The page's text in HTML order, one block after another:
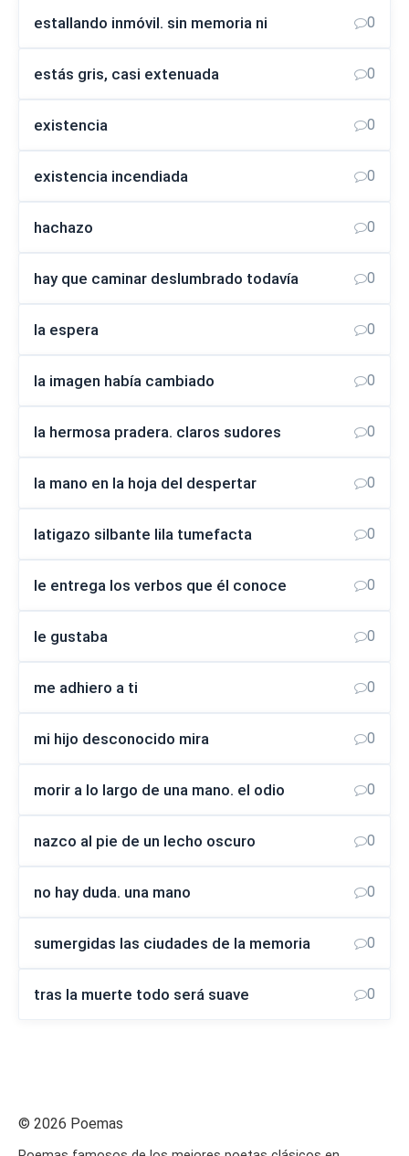
estallando inmóvil. sin memoria ni 0
estás gris, casi extenuada 0
existencia 0
existencia incendiada 0
hachazo 0
hay que caminar deslumbrado todavía 0
la espera 0
la imagen había cambiado 0
la hermosa pradera. claros sudores 0
la mano en la hoja del despertar 0
latigazo silbante lila tumefacta 0
le entrega los verbos que él conoce 0
le gustaba 0
me adhiero a ti 0
mi hijo desconocido mira 0
morir a lo largo de una mano. el odio 0
nazco al pie de un lecho oscuro 0
no hay duda. una mano 0
sumergidas las ciudades de la memoria 0
tras la muerte todo será suave 0
© 2026 Poemas